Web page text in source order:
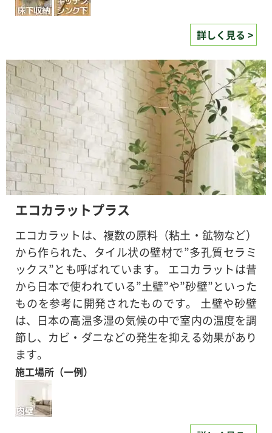
詳しく見る >
エコカラットプラス
エコカラットは、複数の原料（粘土・鉱物など）
から作られた、タイル状の壁材で”多孔質セラミ
ックス”とも呼ばれています。 エコカラットは昔
から日本で使われている”土壁”や”砂壁”といった
ものを参考に開発されたものです。 土壁や砂壁
は、日本の高温多湿の気候の中で室内の温度を調
節し、カビ・ダニなどの発生を抑える効果があり
ます。
施工場所（一例）